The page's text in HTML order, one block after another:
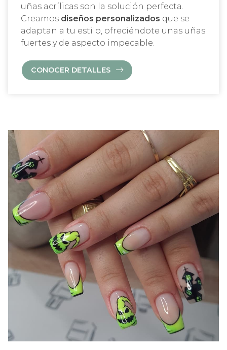
uñas acrílicas son la solución perfecta.
Creamos diseños personalizados que se
adaptan a tu estilo, ofreciéndote unas uñas
fuertes y de aspecto impecable.
CONOCER DETALLES